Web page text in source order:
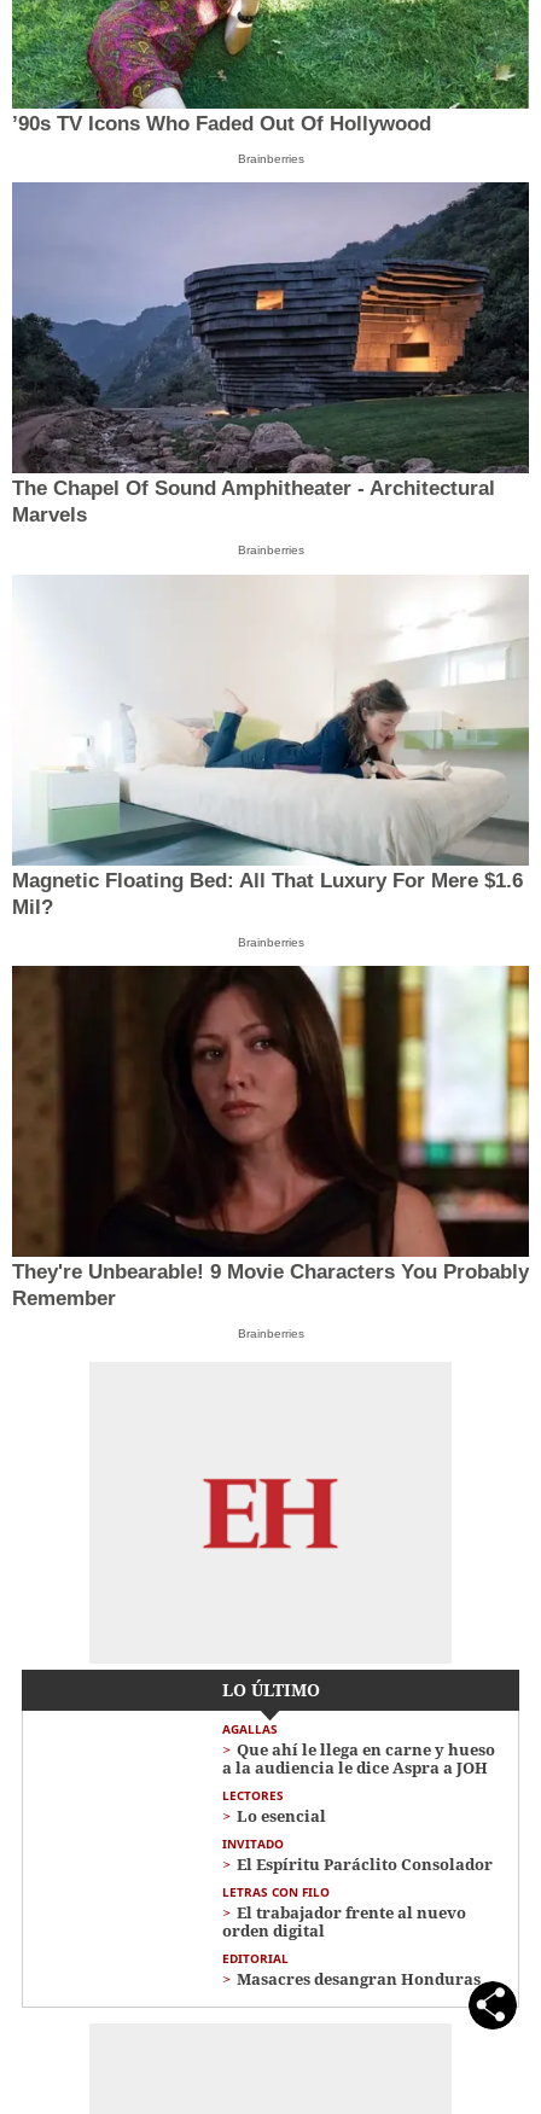
’90s TV Icons Who Faded Out Of Hollywood
Brainberries
The Chapel Of Sound Amphitheater - Architectural
Marvels
Brainberries
Magnetic Floating Bed: All That Luxury For Mere $1.6
Mil?
Brainberries
They're Unbearable! 9 Movie Characters You Probably
Remember
Brainberries
LO ÚLTIMO
AGALLAS
Que ahí le llega en carne y hueso
a la audiencia le dice Aspra a JOH
LECTORES
Lo esencial
INVITADO
El Espíritu Paráclito Consolador
LETRAS CON FILO
El trabajador frente al nuevo
orden digital
EDITORIAL
Masacres desangran Honduras